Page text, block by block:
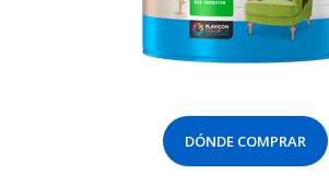
DÓNDE COMPRAR